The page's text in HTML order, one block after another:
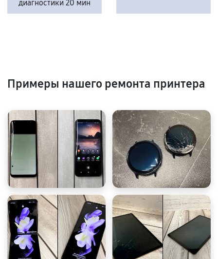
диагностики 20 мин
Примеры нашего ремонта принтера